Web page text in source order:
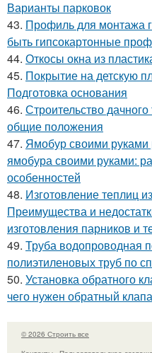
Варианты парковок
43. Профиль для монтажа
быть гипсокартонные
44. Откосы окна из
45. Покрытие на детскую
Подготовка основания
46. Строительство
общие положения
47. Ямобур своими руками
ямобура своими руками:
особенностей
48. Изготовление теплиц
Преимущества и
изготовления парников и
49. Труба водопроводная
полиэтиленовых труб по
50. Установка обратного
чего нужен обратный
© 2026 Строить все